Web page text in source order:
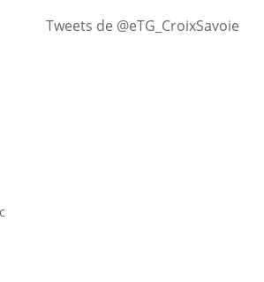
Tweets de @eTG_CroixSavoie